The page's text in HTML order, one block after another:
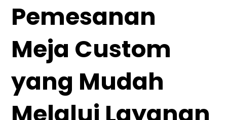
Pemesanan
Meja Custom
yang Mudah